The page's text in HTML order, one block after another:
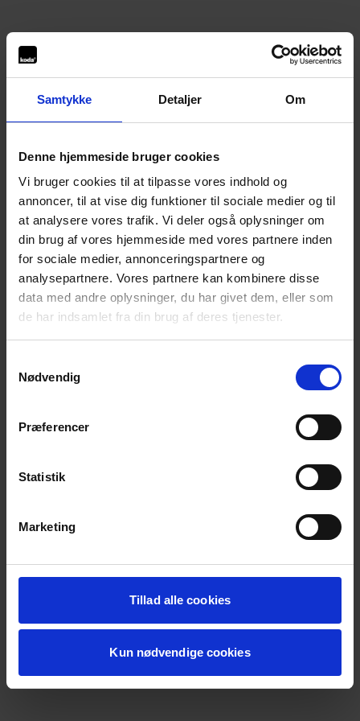
Samtykke Detaljer Om
Denne hjemmeside bruger cookies
Vi bruger cookies til at tilpasse vores indhold og
annoncer, til at vise dig funktioner til sociale medier og til
at analysere vores trafik. Vi deler også oplysninger om
din brug af vores hjemmeside med vores partnere inden
for sociale medier, annonceringspartnere og
analysepartnere. Vores partnere kan kombinere disse
data med andre oplysninger, du har givet dem, eller som
de har indsamlet fra din brug af deres tjenester.
Nødvendig
Præferencer
Statistik
Marketing
Tillad alle cookies
Kun nødvendige cookies
loadingkoda.dk for more information).